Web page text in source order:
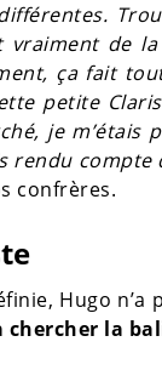
de
ça fait
petite
je m’étais
compte
confrères.
Hugo n’a
chercher la